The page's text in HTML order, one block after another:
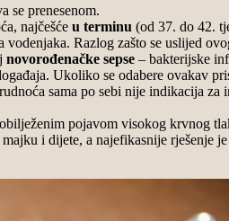
se prenesenom.
najčešće u terminu (od 37. do 42.
Razlog zašto se uslijed
novorođenačke sepse – bakterijske
Ukoliko se odabere ovakav
sama po sebi nije indikacija
pojavom visokog krvnog
i dijete, a najefikasnije